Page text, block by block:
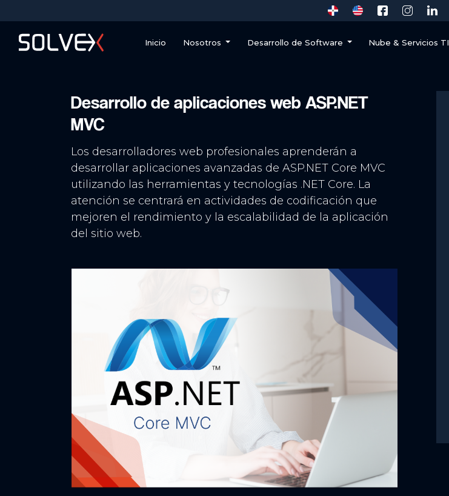
Inicio Nosotros Desarrollo de Software Nube & Servicios TI
Desarrollo de aplicaciones web ASP.NET
MVC
Los desarrolladores web profesionales aprenderán a
desarrollar aplicaciones avanzadas de ASP.NET Core MVC
utilizando las herramientas y tecnologías .NET Core. La
atención se centrará en actividades de codificación que
mejoren el rendimiento y la escalabilidad de la aplicación
del sitio web.